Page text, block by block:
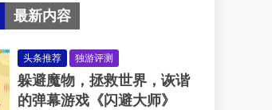
最新内容
头条推荐 独游评测
躲避魔物，拯救世界，诙谐
的弹幕游戏《闪避大师》